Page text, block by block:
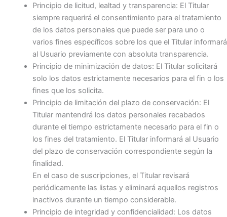
Principio de licitud, lealtad y transparencia: El Titular
siempre requerirá el consentimiento para el tratamiento
de los datos personales que puede ser para uno o
varios fines específicos sobre los que el Titular informará
al Usuario previamente con absoluta transparencia.
Principio de minimización de datos: El Titular solicitará
solo los datos estrictamente necesarios para el fin o los
fines que los solicita.
Principio de limitación del plazo de conservación: El
Titular mantendrá los datos personales recabados
durante el tiempo estrictamente necesario para el fin o
los fines del tratamiento. El Titular informará al Usuario
del plazo de conservación correspondiente según la
finalidad.
En el caso de suscripciones, el Titular revisará
periódicamente las listas y eliminará aquellos registros
inactivos durante un tiempo considerable.
Principio de integridad y confidencialidad: Los datos